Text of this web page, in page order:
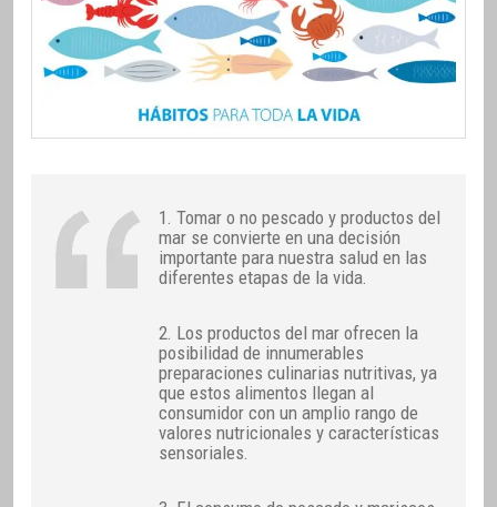
1. Tomar o no pescado y productos del
mar se convierte en una decisión
importante para nuestra salud en las
diferentes etapas de la vida.
2. Los productos del mar ofrecen la
posibilidad de innumerables
preparaciones culinarias nutritivas, ya
que estos alimentos llegan al
consumidor con un amplio rango de
valores nutricionales y características
sensoriales.